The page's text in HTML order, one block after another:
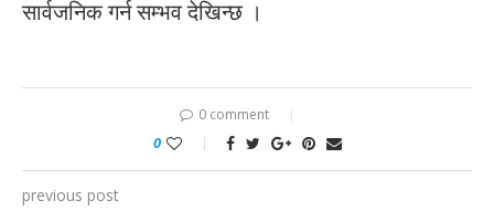
सार्वजनिक गर्न सम्भव देखिन्छ ।
0 comment
0
previous post